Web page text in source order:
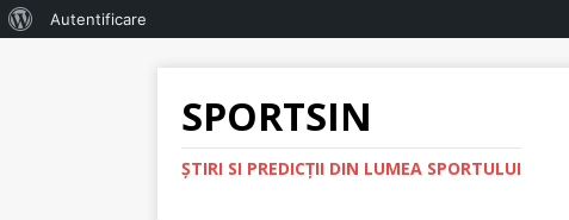
Autentificare
SPORTSIN
ŞTIRI SI PREDICŢII DIN LUMEA SPORTULUI